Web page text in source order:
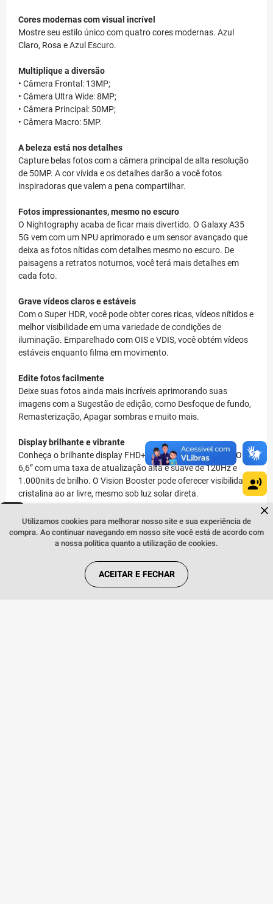
Dúvidas sobre produtos?
Cores modernas com visual incrível
Mostre seu estilo único com quatro cores modernas. Azul
Claro, Rosa e Azul Escuro.
Multiplique a diversão
• Câmera Frontal: 13MP;
• Câmera Ultra Wide: 8MP;
• Câmera Principal: 50MP;
• Câmera Macro: 5MP.
A beleza está nos detalhes
Capture belas fotos com a câmera principal de alta resolução
de 50MP. A cor vívida e os detalhes darão a você fotos
inspiradoras que valem a pena compartilhar.
Fotos impressionantes, mesmo no escuro
O Nightography acaba de ficar mais divertido. O Galaxy A35
5G vem com um NPU aprimorado e um sensor avançado que
deixa as fotos nítidas com detalhes mesmo no escuro. De
paisagens a retratos noturnos, você terá mais detalhes em
cada foto.
Grave vídeos claros e estáveis
Com o Super HDR, você pode obter cores ricas, vídeos nítidos e
melhor visibilidade em uma variedade de condições de
iluminação. Emparelhado com OIS e VDIS, você obtém vídeos
estáveis enquanto filma em movimento.
Edite fotos facilmente
Deixe suas fotos ainda mais incríveis aprimorando suas
imagens com a Sugestão de edição, como Desfoque de fundo,
Remasterização, Apagar sombras e muito mais.
Display brilhante e vibrante
Conheça o brilhante display FHD+ Super AMOLED Infinity-O de
6,6” com uma taxa de atualização alta e suave de 120Hz e
1.000nits de brilho. O Vision Booster pode oferecer visibilidade
cristalina ao ar livre, mesmo sob luz solar direta.
O poder está em suas mãos
Desbloqueie a potência do processador Octa-core com GPU e
NPU aprimorados, tornando mais fácil realizar multitarefas,
sistema de resfriamento da câmara de vapor maior, pronto
para lidar com praticamente qualquer tarefa. Armazenamento
Utilizamos cookies para melhorar nosso site e sua experiência de
compra. Ao continuar navegando em nosso site você está de acordo com
a nossa política quanto a utilização de cookies.
ACEITAR E FECHAR